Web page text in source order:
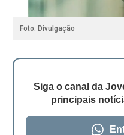
Foto: Divulgação
Siga o canal da
principais